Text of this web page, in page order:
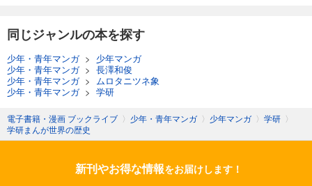
同じジャンルの本を探す
少年・青年マンガ> 少年マンガ
少年・青年マンガ> 長澤和俊
少年・青年マンガ> ムロタニツネ象
少年・青年マンガ> 学研
電子書籍・漫画 ブックライブ 〉 少年・青年マンガ 〉 少年マンガ 〉 学研 〉
学研まんが世界の歴史
新刊やお得な情報をお届けします！